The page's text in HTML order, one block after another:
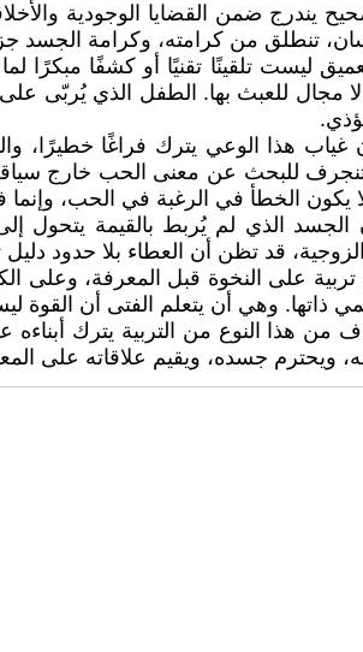
يندرج ضمن القضايا الوجودية
تنطلق من كرامته، وكرامة
ليست تلقينًا تقنيًا أو كشفًا
لا مجال للعبث بها. الطفل الذي
غياب هذا الوعي يترك فراغًا خطيرًا،
تنجرف للبحث عن معنى الحب خارج
الخطأ في الرغبة في الحب، وإنما
الذي لم يُربط بالقيمة يتحول
قد تظن أن العطاء بلا حدود
تربية على النخوة قبل المعرفة، وعلى
تحمي ذاتها. وهي أن يتعلم الفتى أن
من هذا النوع من التربية يترك
ويحترم جسده، ويقيم علاقاته على